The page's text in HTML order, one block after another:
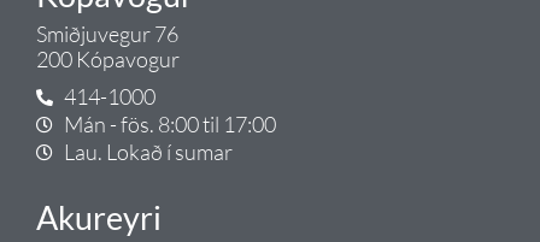
Smiðjuvegur 76
200 Kópavogur
414-1000
Mán - fös. 8:00 til 17:00
Lau. Lokað í sumar
Akureyri